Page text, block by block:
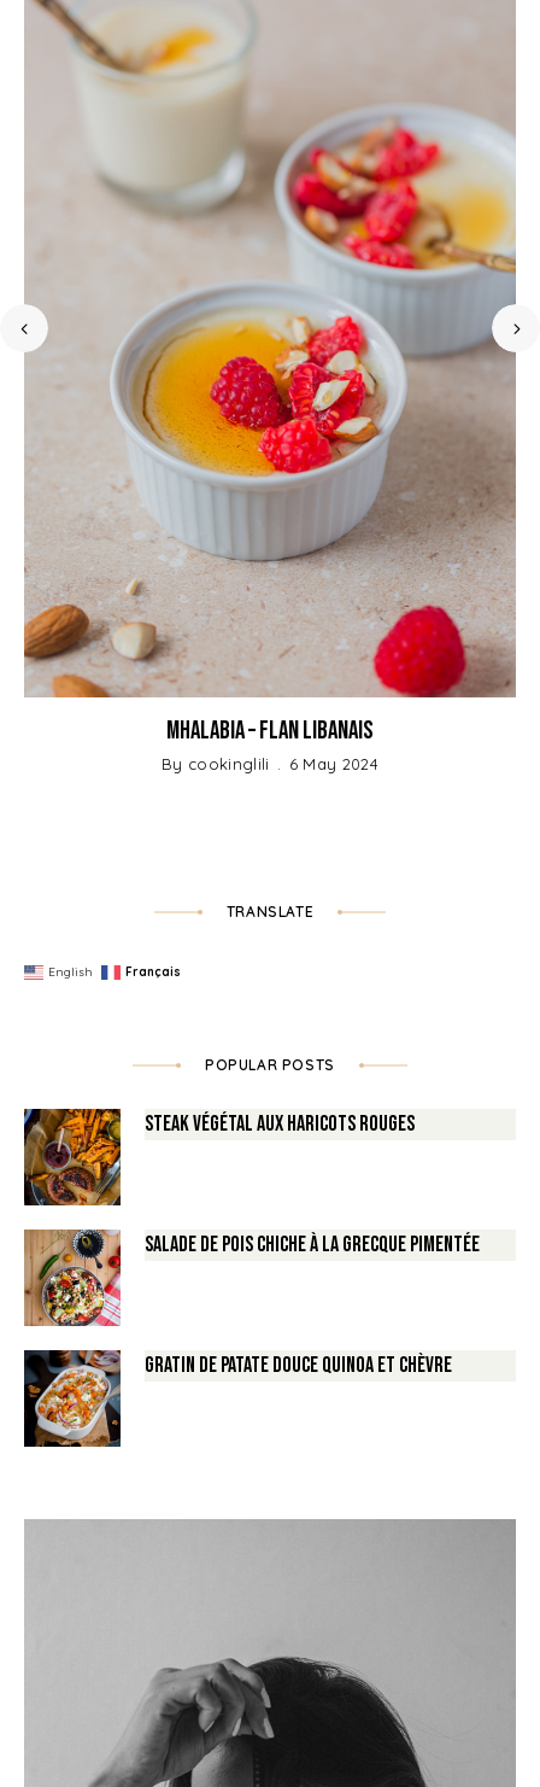
Mhalabia – Flan Libanais
By cookinglili 6 May 2024
TRANSLATE
English Français
POPULAR POSTS
Steak végétal aux haricots rouges
Salade de Pois chiche à la Grecque pimentée
Gratin de Patate douce Quinoa et Chèvre